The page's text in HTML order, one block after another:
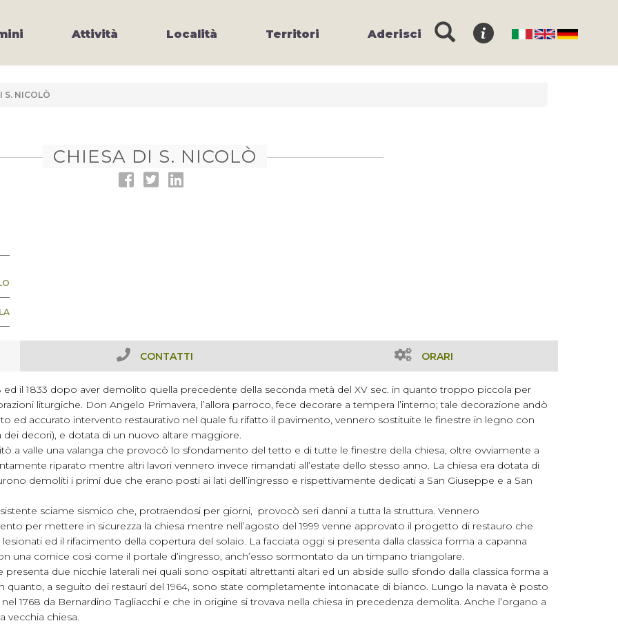
Attività Località Territori Aderisci
S. NICOLÒ
CHIESA DI S. NICOLÒ
CONTATTI ORARI
ed il 1833 dopo aver demolito quella precedente della seconda metà del XV sec. in quanto troppo piccola per
liturgiche. Don Angelo Primavera, l’allora parroco, fece decorare a tempera l’interno; tale decorazione andò
ed accurato intervento restaurativo nel quale fu rifatto il pavimento, vennero sostituite le finestre in legno con
decori), e dotata di un nuovo altare maggiore.
a valle una valanga che provocò lo sfondamento del tetto e di tutte le finestre della chiesa, oltre ovviamente a
riparato mentre altri lavori vennero invece rimandati all’estate dello stesso anno. La chiesa era dotata di
demoliti i primi due che erano posti ai lati dell’ingresso e rispettivamente dedicati a San Giuseppe e a San
sciame sismico che, protraendosi per giorni, provocò seri danni a tutta la struttura. Vennero
per mettere in sicurezza la chiesa mentre nell’agosto del 1999 venne approvato il progetto di restauro che
ed il rifacimento della copertura del solaio. La facciata oggi si presenta dalla classica forma a capanna
una cornice così come il portale d’ingresso, anch’esso sormontato da un timpano triangolare.
due nicchie laterali nei quali sono ospitati altrettanti altari ed un abside sullo sfondo dalla classica forma a
quanto, a seguito dei restauri del 1964, sono state completamente intonacate di bianco. Lungo la navata è posto
1768 da Bernardino Tagliacchi e che in origine si trovava nella chiesa in precedenza demolita. Anche l’organo a
vecchia chiesa.